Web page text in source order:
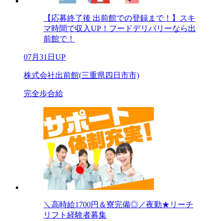
【応募終了後 出前館での登録まで！】スキ
マ時間で収入UP！フードデリバリーなら出
前館で！
07月31日UP
株式会社出前館(三重県四日市市)
完全歩合給
＼高時給1700円＆寮完備◎／夜勤★リーチ
リフト経験者募集